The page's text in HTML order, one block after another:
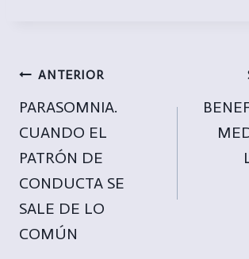
Navegación
de
entradas
ANTERIOR
PARASOMNIA.
CUANDO EL
PATRÓN DE
CONDUCTA SE
SALE DE LO
COMÚN